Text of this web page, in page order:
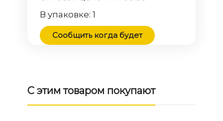
В упаковке:1
Сообщить когда будет
С этим товаром покупают